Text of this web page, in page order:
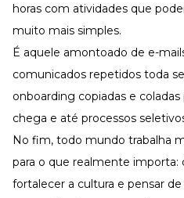
Treinamento de
Desenvolva a sua equipe
Materiais Gratuitos
Materiais Gratuitos
Todos os Materiais
Confira nossos materiais
E-book
Aprofunde seu
horas com atividades que
muito mais simples.
É aquele amontoado de e-
comunicados repetidos toda
onboarding copiadas e
chega e até processos
No fim, todo mundo trabalha
para o que realmente importa:
fortalecer a cultura e pensar